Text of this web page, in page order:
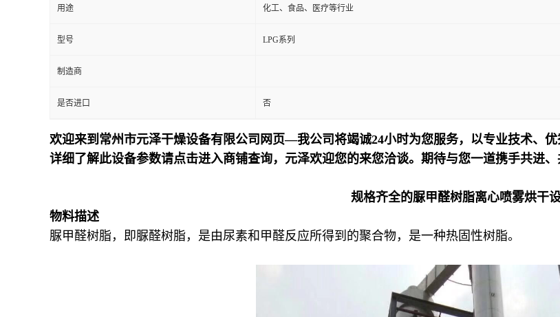
用途 化工、食品、医疗等行业
型号 LPG系列
制造商
是否进口 否
欢迎来到常州市元泽干燥设备有限公司网页—我公司将竭诚24小时为您服务，以专业技术、
详细了解此设备参数请点击进入商铺查询，元泽欢迎您的来您洽谈。期待与您一道携手共进、
规格齐全的脲甲醛树脂离心喷雾烘干
物料描述
脲甲醛树脂，即脲醛树脂，是由尿素和甲醛反应所得到的聚合物，是一种热固性树脂。